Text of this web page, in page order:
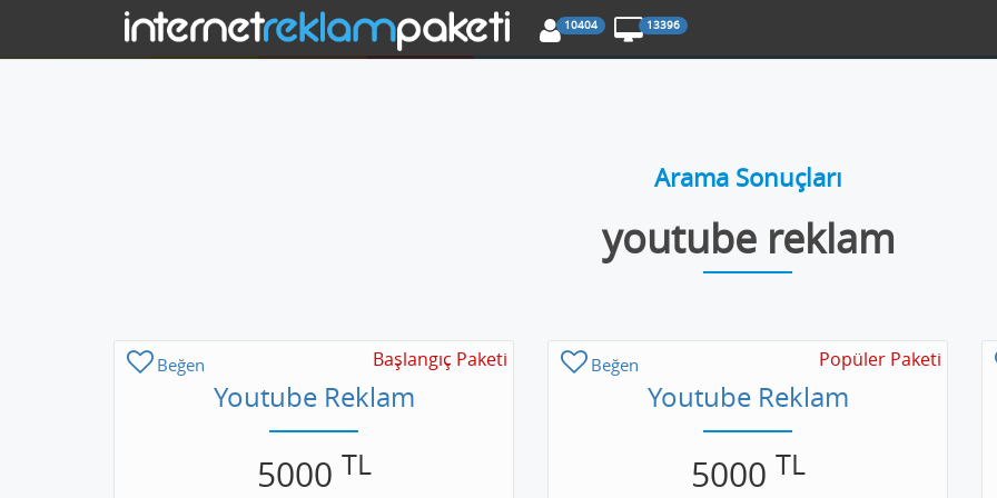
10404 13396
Arama Sonuçları
youtube reklam
Beğen Başlangıç Paketi
Youtube Reklam
5000 TL
Beğen Popüler Paketi
Youtube Reklam
5000 TL